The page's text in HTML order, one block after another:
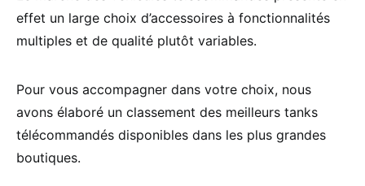
effet un large choix d’accessoires à fonctionnalités
multiples et de qualité plutôt variables.
Pour vous accompagner dans votre choix, nous
avons élaboré un classement des meilleurs tanks
télécommandés disponibles dans les plus grandes
boutiques.